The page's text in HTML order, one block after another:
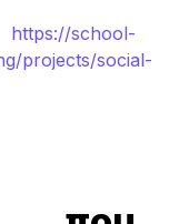
https://school-
projects/social-